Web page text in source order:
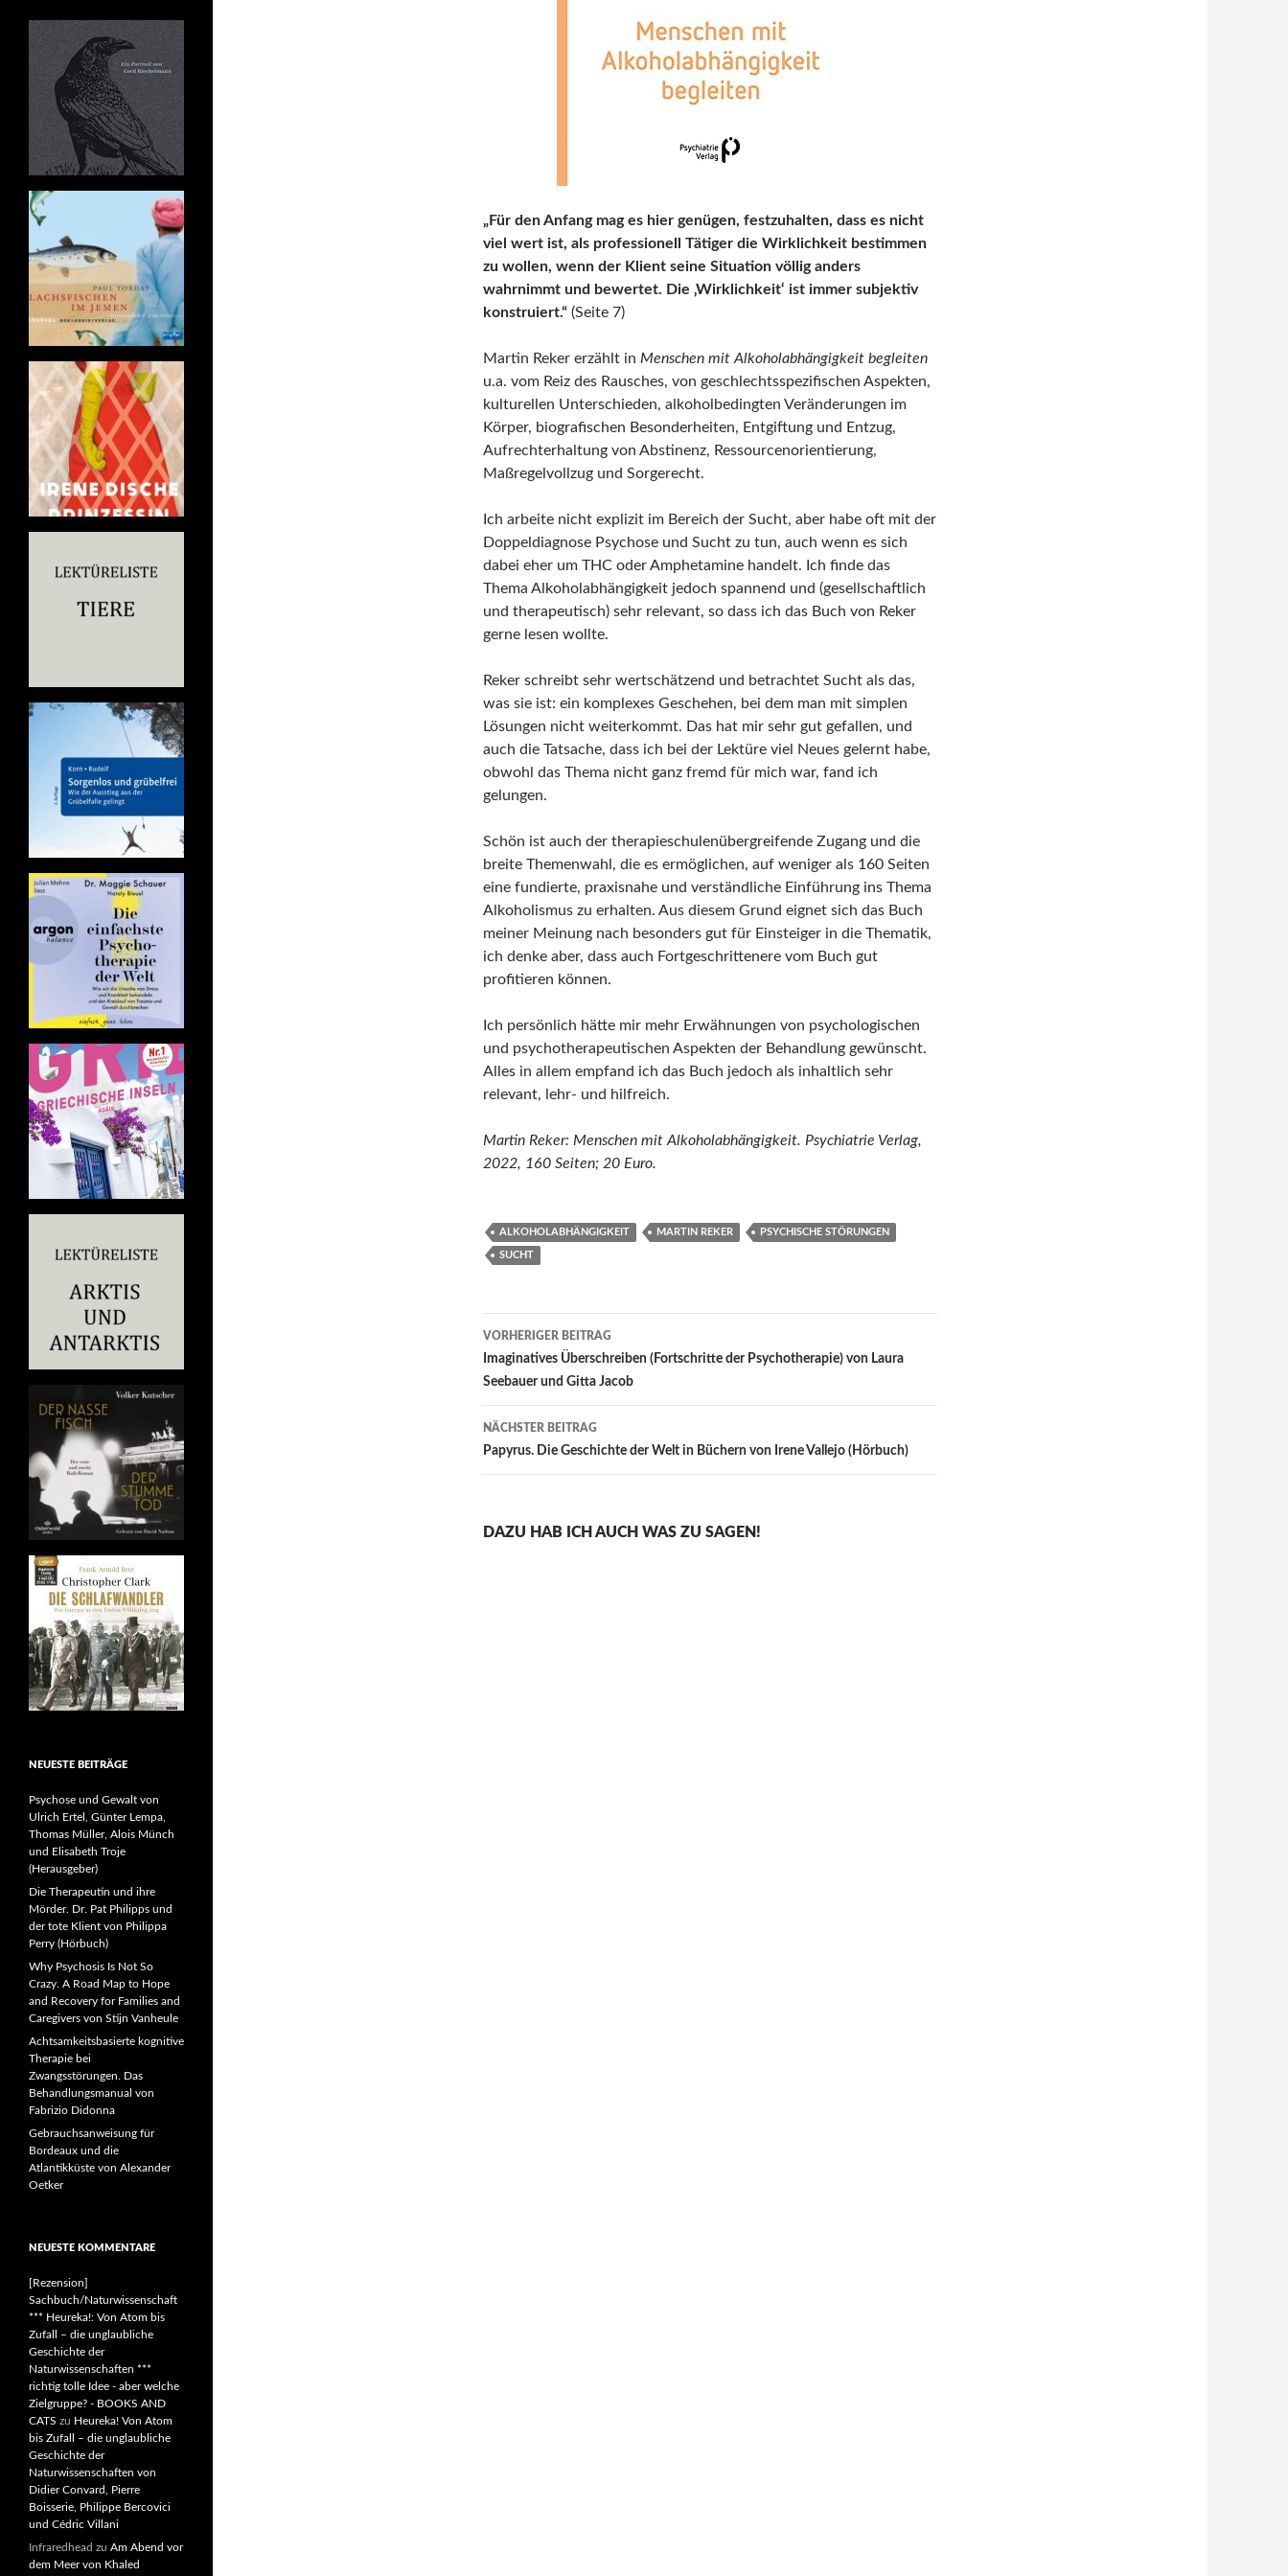
„Für den Anfang mag es hier genügen, festzuhalten, dass es nicht
viel wert ist, als professionell Tätiger die Wirklichkeit bestimmen
zu wollen, wenn der Klient seine Situation völlig anders
wahrnimmt und bewertet. Die ‚Wirklichkeit‘ ist immer subjektiv
konstruiert.“ (Seite 7)
Martin Reker erzählt in Menschen mit Alkoholabhängigkeit begleiten
u.a. vom Reiz des Rausches, von geschlechtsspezifischen Aspekten,
kulturellen Unterschieden, alkoholbedingten Veränderungen im
Körper, biografischen Besonderheiten, Entgiftung und Entzug,
Aufrechterhaltung von Abstinenz, Ressourcenorientierung,
Maßregelvollzug und Sorgerecht.
Ich arbeite nicht explizit im Bereich der Sucht, aber habe oft mit der
Doppeldiagnose Psychose und Sucht zu tun, auch wenn es sich
dabei eher um THC oder Amphetamine handelt. Ich finde das
Thema Alkoholabhängigkeit jedoch spannend und (gesellschaftlich
und therapeutisch) sehr relevant, so dass ich das Buch von Reker
gerne lesen wollte.
Reker schreibt sehr wertschätzend und betrachtet Sucht als das,
was sie ist: ein komplexes Geschehen, bei dem man mit simplen
Lösungen nicht weiterkommt. Das hat mir sehr gut gefallen, und
auch die Tatsache, dass ich bei der Lektüre viel Neues gelernt habe,
obwohl das Thema nicht ganz fremd für mich war, fand ich
gelungen.
Schön ist auch der therapieschulenübergreifende Zugang und die
breite Themenwahl, die es ermöglichen, auf weniger als 160 Seiten
eine fundierte, praxisnahe und verständliche Einführung ins Thema
Alkoholismus zu erhalten. Aus diesem Grund eignet sich das Buch
meiner Meinung nach besonders gut für Einsteiger in die Thematik,
ich denke aber, dass auch Fortgeschrittenere vom Buch gut
profitieren können.
Ich persönlich hätte mir mehr Erwähnungen von psychologischen
und psychotherapeutischen Aspekten der Behandlung gewünscht.
Alles in allem empfand ich das Buch jedoch als inhaltlich sehr
relevant, lehr- und hilfreich.
Martin Reker: Menschen mit Alkoholabhängigkeit. Psychiatrie Verlag,
2022, 160 Seiten; 20 Euro.
ALKOHOLABHÄNGIGKEIT MARTIN REKER PSYCHISCHE STÖRUNGEN
SUCHT
Beitragsnavigation
VORHERIGER BEITRAG
Imaginatives Überschreiben (Fortschritte der Psychotherapie) von Laura
Seebauer und Gitta Jacob
NÄCHSTER BEITRAG
Papyrus. Die Geschichte der Welt in Büchern von Irene Vallejo (Hörbuch)
DAZU HAB ICH AUCH WAS ZU SAGEN!
NEUESTE BEITRÄGE
Psychose und Gewalt von
Ulrich Ertel, Günter Lempa,
Thomas Müller, Alois Münch
und Elisabeth Troje
(Herausgeber)
Die Therapeutin und ihre
Mörder. Dr. Pat Philipps und
der tote Klient von Philippa
Perry (Hörbuch)
Why Psychosis Is Not So
Crazy. A Road Map to Hope
and Recovery for Families and
Caregivers von Stijn Vanheule
Achtsamkeitsbasierte kognitive
Therapie bei
Zwangsstörungen. Das
Behandlungsmanual von
Fabrizio Didonna
Gebrauchsanweisung für
Bordeaux und die
Atlantikküste von Alexander
Oetker
NEUESTE KOMMENTARE
[Rezension]
Sachbuch/Naturwissenschaft
*** Heureka!: Von Atom bis
Zufall – die unglaubliche
Geschichte der
Naturwissenschaften ***
richtig tolle Idee - aber welche
Zielgruppe? - BOOKS AND
CATS zu Heureka! Von Atom
bis Zufall – die unglaubliche
Geschichte der
Naturwissenschaften von
Didier Convard, Pierre
Boisserie, Philippe Bercovici
und Cédric Villani
Infraredhead zu Am Abend vor
dem Meer von Khaled